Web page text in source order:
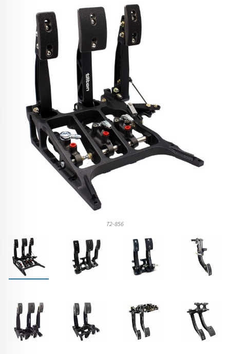
72-856